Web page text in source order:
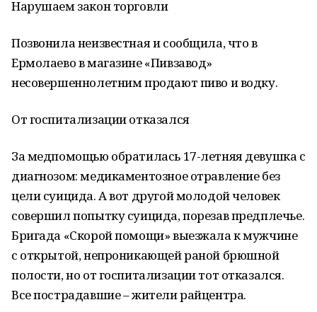
Нарушаем закон торговли
Позвонила неизвестная и сообщила, что в
Ермолаево в магазине «Пивзавод»
несовершеннолетним продают пиво и водку.
От госпитализации отказался
За медпомощью обратилась 17-летняя девушка с
диагнозом: медикаментозное отравление без
цели суицида. А вот другой молодой человек
совершил попытку суицида, порезав предплечье.
Бригада «Скорой помощи» выезжала к мужчине
с открытой, непроникающей раной брюшной
полости, но от госпитализации тот отказался.
Все пострадавшие – жители райцентра.